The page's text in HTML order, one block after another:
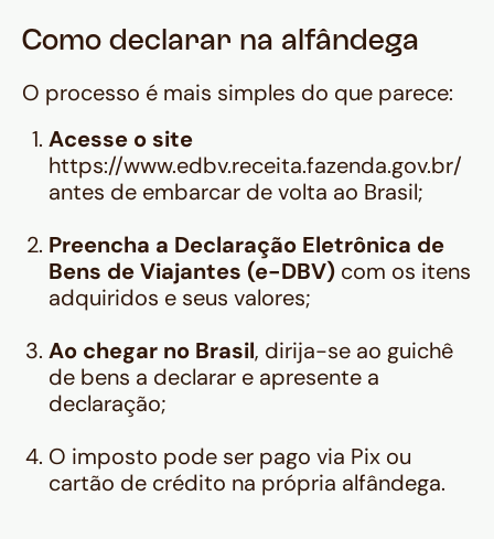
Como declarar na alfândega
O processo é mais simples do que parece:
Acesse o site
https://www.edbv.receita.fazenda.gov.br/
antes de embarcar de volta ao Brasil;
Preencha a Declaração Eletrônica de
Bens de Viajantes (e-DBV) com os itens
adquiridos e seus valores;
Ao chegar no Brasil, dirija-se ao guichê
de bens a declarar e apresente a
declaração;
O imposto pode ser pago via Pix ou
cartão de crédito na própria alfândega.